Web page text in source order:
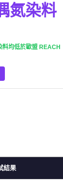
氮染料
均低於歐盟 REACH
結果